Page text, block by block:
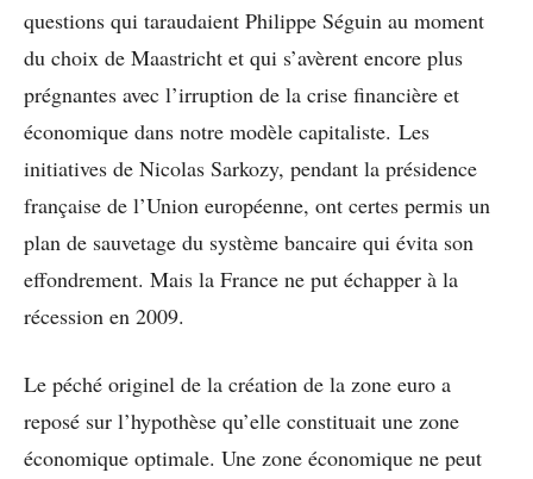
questions qui taraudaient Philippe Séguin au moment
du choix de Maastricht et qui s’avèrent encore plus
prégnantes avec l’irruption de la crise financière et
économique dans notre modèle capitaliste. Les
initiatives de Nicolas Sarkozy, pendant la présidence
française de l’Union européenne, ont certes permis un
plan de sauvetage du système bancaire qui évita son
effondrement. Mais la France ne put échapper à la
récession en 2009.
Le péché originel de la création de la zone euro a
reposé sur l’hypothèse qu’elle constituait une zone
économique optimale. Une zone économique ne peut